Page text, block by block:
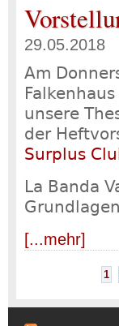
29.05.2018
Am
unsere
der
Surplus
La Banda
[...mehr]
1